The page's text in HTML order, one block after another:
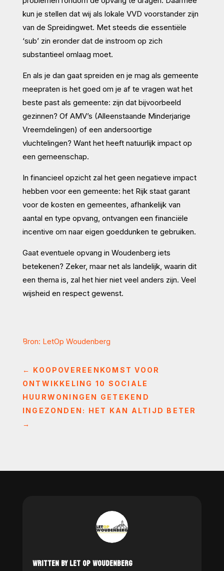
kun je stellen dat wij als lokale VVD voorstander zijn
van de Spreidingwet. Met steeds die essentiële
‘sub’ zin eronder dat de instroom op zich
substantieel omlaag moet.
En als je dan gaat spreiden en je mag als gemeente
meepraten is het goed om je af te vragen wat het
beste past als gemeente: zijn dat bijvoorbeeld
gezinnen? Of AMV’s (Alleenstaande Minderjarige
Vreemdelingen) of een andersoortige
vluchtelingen? Want het heeft natuurlijk impact op
een gemeenschap.
In financieel opzicht zal het geen negatieve impact
hebben voor een gemeente: het Rijk staat garant
voor de kosten en gemeentes, afhankelijk van
aantal en type opvang, ontvangen een financiële
incentive om naar eigen goeddunken te gebruiken.
Gaat eventuele opvang in Woudenberg iets
betekenen? Zeker, maar net als landelijk, waarin dit
een thema is, zal het hier niet veel anders zijn. Veel
wijsheid en respect gewenst.
Bron: LetOp Woudenberg
← KOOPOVEREENKOMST VOOR
ONTWIKKELING 10 SOCIALE
HUURWONINGEN GETEKEND
INGEZONDEN: HET KAN ALTIJD BETER
→
WRITTEN BY LET OP WOUDENBERG